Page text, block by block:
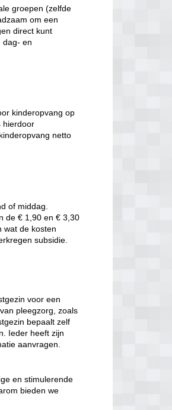
groepen (zelfde
om een
direct kunt
dag- en
kinderopvang op
hierdoor
netto
of middag.
de € 1,90 en € 3,30
wat de kosten
subsidie.
voor een
pleegzorg, zoals
bepaalt zelf
Ieder heeft zijn
aanvragen.
en stimulerende
bieden we